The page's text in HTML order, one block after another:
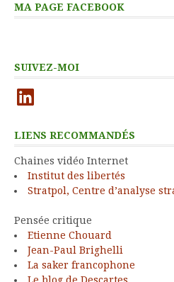
MA PAGE FACEBOOK
SUIVEZ-MOI
LinkedIn
LIENS RECOMMANDÉS
Chaines vidéo Internet
Institut des libertés
Stratpol, Centre d’analyse
Pensée critique
Etienne Chouard
Jean-Paul Brighelli
La saker francophone
Le blog de Descartes